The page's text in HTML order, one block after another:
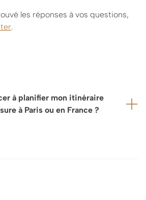
les réponses à vos questions,
.
à planifier mon itinéraire
à Paris ou en France ?